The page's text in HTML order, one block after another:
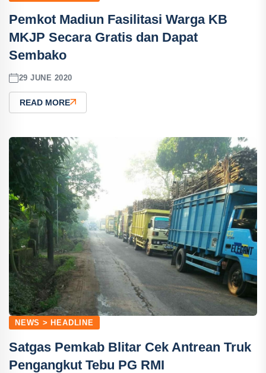
Pemkot Madiun Fasilitasi Warga KB
MKJP Secara Gratis dan Dapat
Sembako
29 JUNE 2020
READ MORE
NEWS > HEADLINE
Satgas Pemkab Blitar Cek Antrean Truk
Pengangkut Tebu PG RMI